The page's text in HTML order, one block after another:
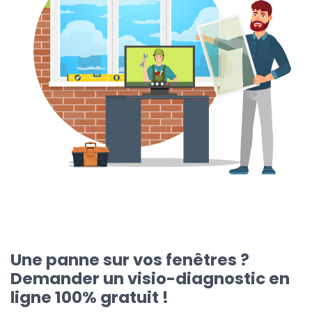
Une panne sur vos fenêtres ?
Demander un visio-diagnostic en
ligne 100% gratuit !